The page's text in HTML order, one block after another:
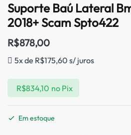
Suporte Baú Lateral
2018+ Scam Spto422
R$878,00
5x de R$175,60 s/ juros
R$834,10 no Pix
Em estoque